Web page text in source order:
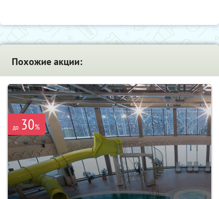
Похожие акции:
до 30%